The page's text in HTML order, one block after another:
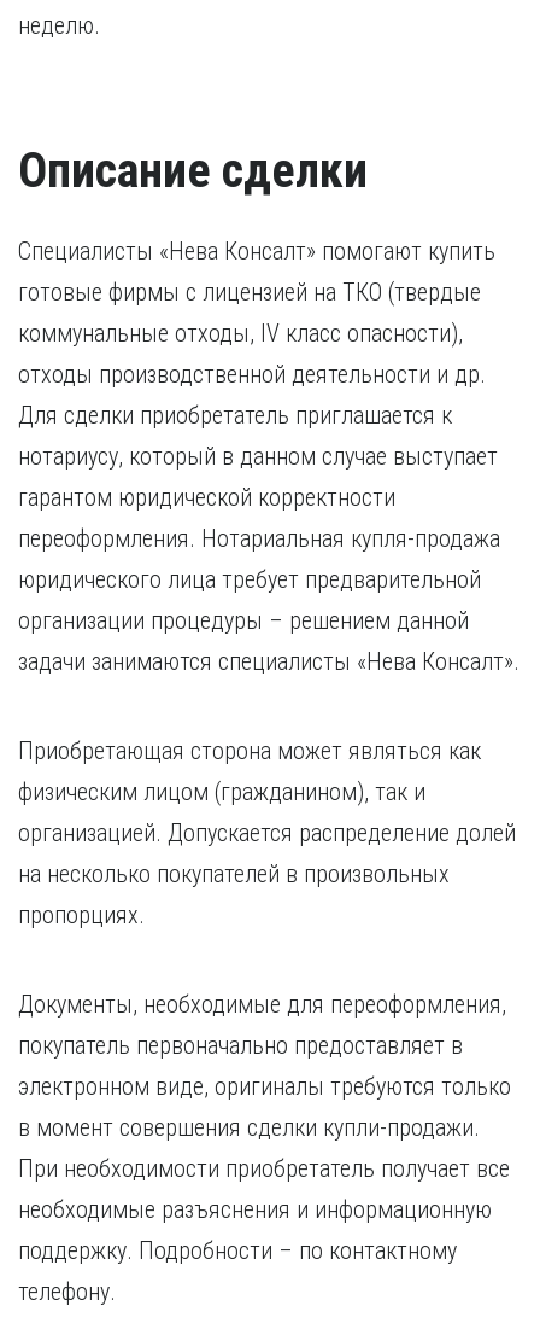
неделю.
Описание сделки
Специалисты «Нева Консалт» помогают купить
готовые фирмы с лицензией на ТКО (твердые
коммунальные отходы, IV класс опасности),
отходы производственной деятельности и др.
Для сделки приобретатель приглашается к
нотариусу, который в данном случае выступает
гарантом юридической корректности
переоформления. Нотариальная купля-продажа
юридического лица требует предварительной
организации процедуры – решением данной
задачи занимаются специалисты «Нева Консалт».
Приобретающая сторона может являться как
физическим лицом (гражданином), так и
организацией. Допускается распределение долей
на несколько покупателей в произвольных
пропорциях.
Документы, необходимые для переоформления,
покупатель первоначально предоставляет в
электронном виде, оригиналы требуются только
в момент совершения сделки купли-продажи.
При необходимости приобретатель получает все
необходимые разъяснения и информационную
поддержку. Подробности – по контактному
телефону.